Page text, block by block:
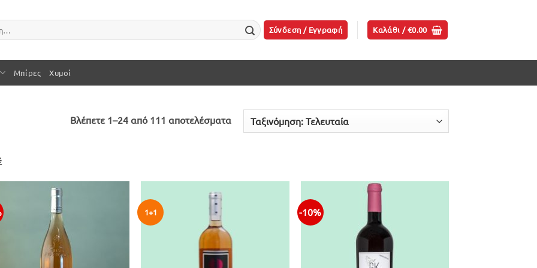
Σύνδεση / Εγγραφή Καλάθι /€0.00
Μπίρες Χυμοί
Βλέπετε 1–24 από 111 αποτελέσματαSorted
1+1 -10%